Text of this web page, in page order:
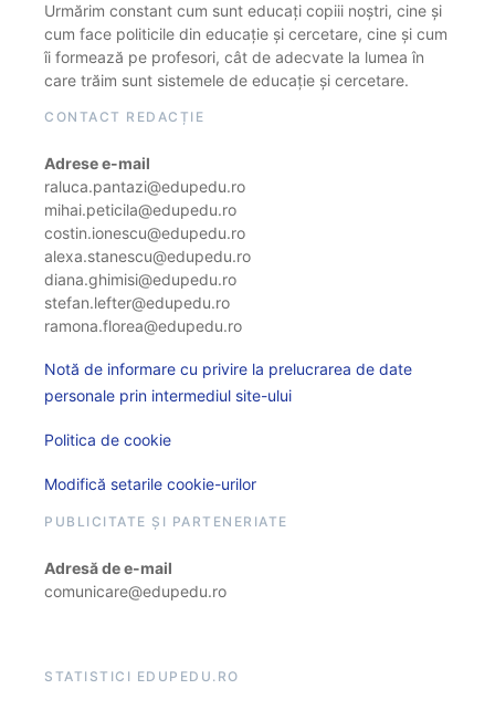
Urmărim constant cum sunt educați copiii noștri, cine și
cum face politicile din educație și cercetare, cine și cum
îi formează pe profesori, cât de adecvate la lumea în
care trăim sunt sistemele de educație și cercetare.
CONTACT REDACȚIE
Adrese e-mail
raluca.pantazi@edupedu.ro
mihai.peticila@edupedu.ro
costin.ionescu@edupedu.ro
alexa.stanescu@edupedu.ro
diana.ghimisi@edupedu.ro
stefan.lefter@edupedu.ro
ramona.florea@edupedu.ro
Notă de informare cu privire la prelucrarea de date
personale prin intermediul site-ului
Politica de cookie
Modifică setarile cookie-urilor
PUBLICITATE ȘI PARTENERIATE
Adresă de e-mail
comunicare@edupedu.ro
STATISTICI EDUPEDU.RO